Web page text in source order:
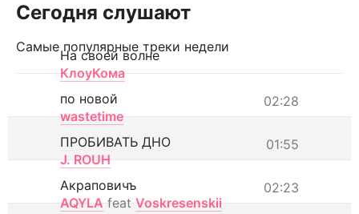
Сегодня слушают
Самые популярные треки недели
На своей волне
КлоуКома
02:28
по новой
wastetime
01:55
ПРОБИВАТЬ ДНО
J. ROUH
02:23
Акраповичъ
AQYLA feat Voskresenskii